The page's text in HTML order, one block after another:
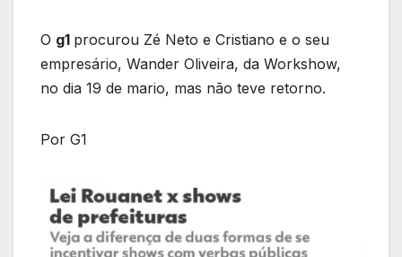
O g1 procurou Zé Neto e Cristiano e o seu
empresário, Wander Oliveira, da Workshow,
no dia 19 de mario, mas não teve retorno.
Por G1